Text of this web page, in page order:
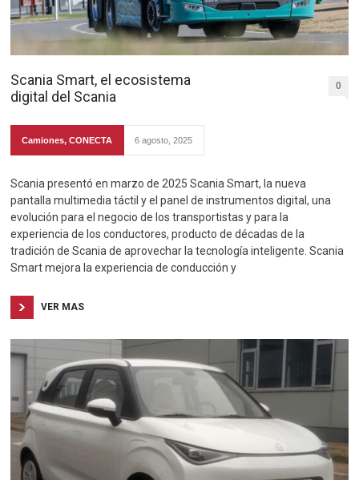
Scania Smart, el ecosistema
digital del Scania
0
Camiones,CONECTA 6 agosto, 2025
Scania presentó en marzo de 2025 Scania Smart, la nueva
pantalla multimedia táctil y el panel de instrumentos digital, una
evolución para el negocio de los transportistas y para la
experiencia de los conductores, producto de décadas de la
tradición de Scania de aprovechar la tecnología inteligente. Scania
Smart mejora la experiencia de conducción y
VER MAS